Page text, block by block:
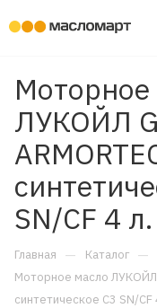
ЛУКОЙЛ
SN/CF 4 л.
Главная — Каталог —
Моторное масло ЛУКОЙЛ
синтетическое C3 SN/CF